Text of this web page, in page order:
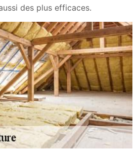
des plus efficaces.